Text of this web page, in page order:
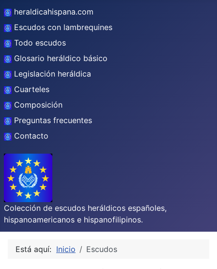
heraldicahispana.com
Escudos con lambrequines
Todo escudos
Glosario heráldico básico
Legislación heráldica
Cuarteles
Composición
Preguntas frecuentes
Contacto
Colección de escudos heráldicos españoles,
hispanoamericanos e hispanofilipinos.
Está aquí: Inicio Escudos